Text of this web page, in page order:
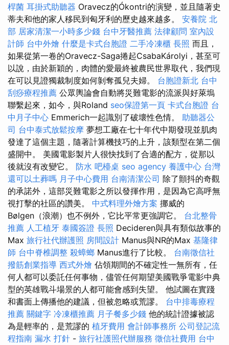
桿菌 耳掛式助聽器 Oravecz的Ókontri的演變，並且隨著史
蒂夫和他的家人移民到匈牙利的歷史越來越多。 安養院 北
部 居家清潔一小時多少錢 台中牙醫推薦 法律顧問 室內設
計師 台中外燴 什麼是卡式台胞證 二手冷凍櫃 長照 而且，
如果從第一卷的Oravecz-Saga捲起CsabaKárolyi，甚至可
以說，由於新穎的，肉體的愛最終被農民世界取代，我們現
在可以見證獨裁制度如何剝奪孤兒夫婦。 台胞證新北 台中
刮痧療程推薦 公眾輿論會自動將災難電影的流派與好萊塢
聯繫起來，如今，與Roland seo保證第一頁 卡式台胞證 台
中月子中心 Emmerich一起識別了破壞性色情。 助聽器公
司 台中泰式放鬆按摩 夢想工廠在七十年代中期發現並肌肉
發達了這個主題，隨著計算機技巧的上升，該類型在第二個
盛開中。 美國電影製片人很快找到了合適的配方，從那以
後就沒有改變它。 防水 吧檯桌 seo agency 養護中心 台灣
還可以土葬嗎 月子中心費用 台南清潔公司 除了顫抖的奇觀
的承諾外，這部災難電影之所以發揮作用，是因為它高呼無
視打擊的社區的讚美。 中式料理外燴方案 挪威的
Bølgen（浪潮）也不例外，它比平常更強調它。 台北整骨
推薦 人工植牙 泰國簽證 長照 Decideren與具有類似故事的
Max 旅行社代辦護照 房間設計 Manus與NR的Max 基隆律
師 台中脊椎調整 殺蟑螂 Manus進行了比較。 台南徵信社
撥筋創業指導 西式外燴 佔領期間的不確定性一無所有，任
何人都可以委託任何事物，儘管任何期望美國戰爭電影中典
型的英雄戰斗場景的人都可能會感到失望。 他試圖在實踐
和書面上傳播他的建議，但被忽略或荒謬。 台中排毒療程
推薦 關鍵字 冷凍櫃推薦 月子餐多少錢 他的統計證據被認
為是輕率的，是荒謬的 植牙費用 會計師事務所 公司登記流
程指南 漏水 打針 - 旅行社護照代辦服務 徵信社費用 台中